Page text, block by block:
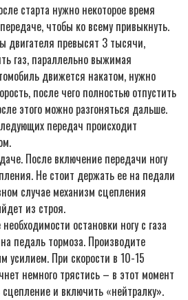
старта нужно некоторое время
чтобы ко всему привыкнуть.
двигателя превысят 3 тысячи,
газ, параллельно выжимая
движется накатом, нужно
после чего полностью отпустить
этого можно разгоняться дальше.
передач происходит
После включение передачи ногу
Не стоит держать ее на педали
случае механизм сцепления
из строя.
остановки ногу с газа
педаль тормоза. Производите
усилием. При скорости в 10-15
немного трястись – в этот момент
и включить «нейтралку».